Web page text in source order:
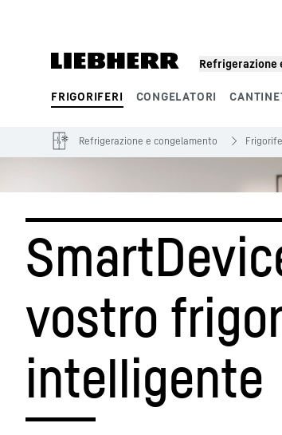
Refrigerazione
FRIGORIFERI CONGELATORI
Segmenti di prodotto
Refrigerazione e congelamento
vostro
intelligente